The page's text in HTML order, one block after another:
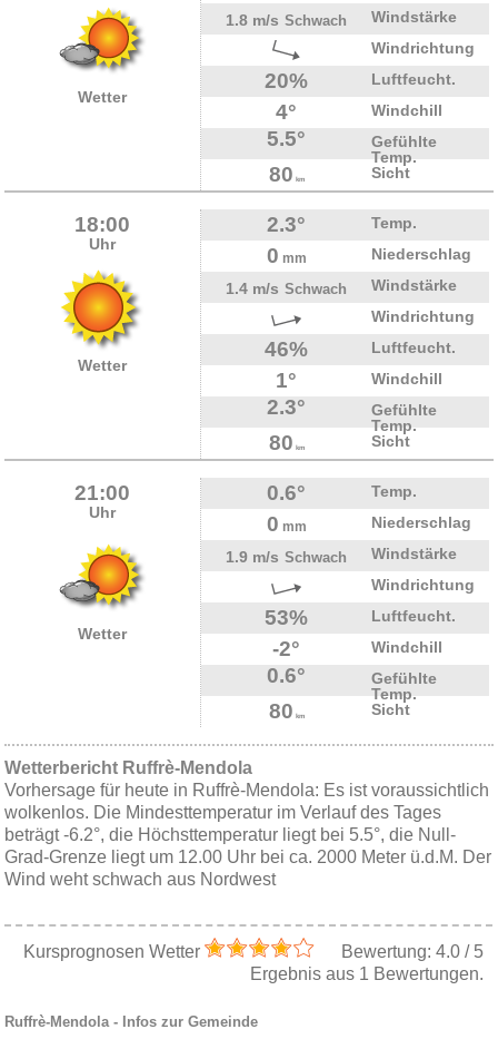
Wetter
1.8 m/s Schwach
Windstärke
Windrichtung
20% Luftfeucht.
4° Windchill
5.5°
Gefühlte
Temp.
80 km Sicht
18:00
Uhr
Wetter
2.3° Temp.
0 mm
Niederschlag
1.4 m/s Schwach
Windstärke
Windrichtung
46% Luftfeucht.
1° Windchill
2.3°
Gefühlte
Temp.
80 km Sicht
21:00
Uhr
Wetter
0.6° Temp.
0 mm
Niederschlag
1.9 m/s Schwach
Windstärke
Windrichtung
53% Luftfeucht.
-2° Windchill
0.6°
Gefühlte
Temp.
80 km Sicht
Wetterbericht Ruffrè-Mendola
Vorhersage für heute in Ruffrè-Mendola: Es ist voraussichtlich
wolkenlos. Die Mindesttemperatur im Verlauf des Tages
beträgt -6.2°, die Höchsttemperatur liegt bei 5.5°, die Null-
Grad-Grenze liegt um 12.00 Uhr bei ca. 2000 Meter ü.d.M. Der
Wind weht schwach aus Nordwest
Kursprognosen Wetter Bewertung: 4.0/ 5
Ergebnis aus 1 Bewertungen.
Ruffrè-Mendola- Infos zur Gemeinde